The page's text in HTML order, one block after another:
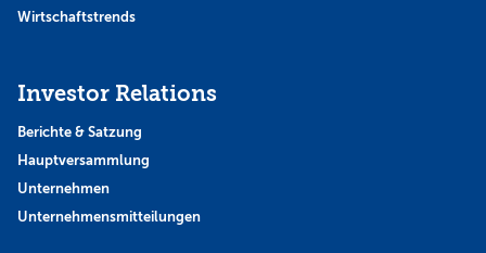
Wirtschaftstrends
Investor Relations
Berichte & Satzung
Hauptversammlung
Unternehmen
Unternehmensmitteilungen